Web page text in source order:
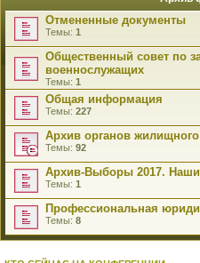
Отмененные документы
Темы: 1
Общественный совет по
военнослужащих
Темы: 1
Общая информация
Темы: 227
Архив органов
Темы: 92
Архив-Выборы 2017.
Темы: 1
Профессиональная
Темы: 8